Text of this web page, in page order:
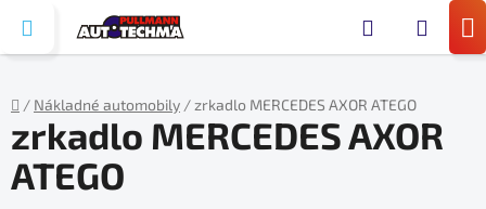
obsah
Domov
/ Nákladné automobily /zrkadlo MERCEDES AXOR ATEGO
zrkadlo MERCEDES AXOR
ATEGO